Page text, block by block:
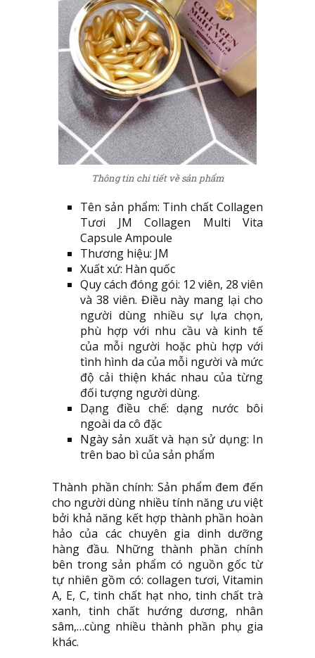
Thông tin chi tiết về sản phẩm
Tên sản phẩm: Tinh chất Collagen
Tươi JM Collagen Multi Vita
Capsule Ampoule
Thương hiệu: JM
Xuất xứ: Hàn quốc
Quy cách đóng gói: 12 viên, 28 viên
và 38 viên. Điều này mang lại cho
người dùng nhiều sự lựa chọn,
phù hợp với nhu cầu và kinh tế
của mỗi người hoặc phù hợp với
tình hình da của mỗi người và mức
độ cải thiện khác nhau của từng
đối tượng người dùng.
Dạng điều chế: dạng nước bôi
ngoài da cô đặc
Ngày sản xuất và hạn sử dụng: In
trên bao bì của sản phẩm
Thành phần chính: Sản phẩm đem đến
cho người dùng nhiều tính năng ưu việt
bởi khả năng kết hợp thành phần hoàn
hảo của các chuyên gia dinh dưỡng
hàng đầu. Những thành phần chính
bên trong sản phẩm có nguồn gốc từ
tự nhiên gồm có: collagen tươi, Vitamin
A, E, C, tinh chất hạt nho, tinh chất trà
xanh, tinh chất hướng dương, nhân
sâm,…cùng nhiều thành phần phụ gia
khác.